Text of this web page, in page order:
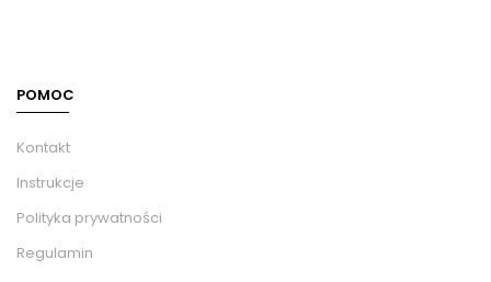
POMOC
Kontakt
Instrukcje
Polityka prywatności
Regulamin